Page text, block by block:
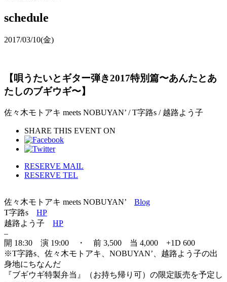
schedule
2017/03/10(金)
【唄うたいとギター弾き2017特別篇〜あんたとあ
たしのブギウギ〜】
佐々木モトアキ meets NOBUYAN’ / T字路s / 越路よう子
SHARE THIS EVENT ON
RESERVE MAIL
RESERVE TEL
佐々木モトアキ meets NOBUYAN’ Blog
T字路s HP
越路よう子 HP
–
開 18:30 演 19:00 ・ 前 3,500 当 4,000 +1D 600
※T字路s、佐々木モトアキ、NOBUYAN’、越路よう子の出
身地にちなんだ
『ブギウギ特製弁当』（お持ち帰り可）の限定販売を予定し